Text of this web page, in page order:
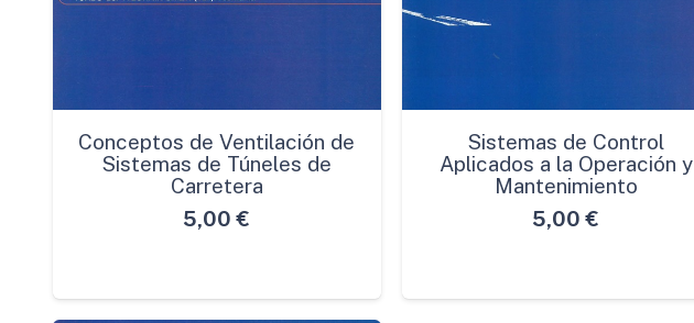
Conceptos de Ventilación de
Sistemas de Túneles de
Carretera
5,00 €
Sistemas de Control
Aplicados a la Operación y
Mantenimiento
5,00 €